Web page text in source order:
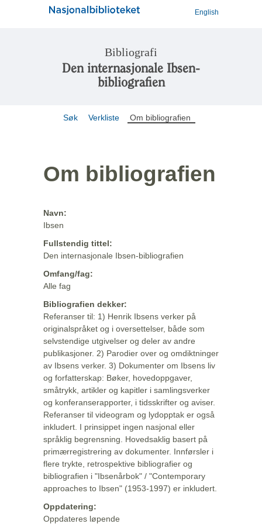
English
Bibliografi
Den internasjonale Ibsen-
bibliografien
Søk Verkliste Om bibliografien
Om bibliografien
Navn:
Ibsen
Fullstendig tittel:
Den internasjonale Ibsen-bibliografien
Omfang/fag:
Alle fag
Bibliografien dekker:
Referanser til: 1) Henrik Ibsens verker på
originalspråket og i oversettelser, både som
selvstendige utgivelser og deler av andre
publikasjoner. 2) Parodier over og omdiktninger
av Ibsens verker. 3) Dokumenter om Ibsens liv
og forfatterskap: Bøker, hovedoppgaver,
småtrykk, artikler og kapitler i samlingsverker
og konferanserapporter, i tidsskrifter og aviser.
Referanser til videogram og lydopptak er også
inkludert. I prinsippet ingen nasjonal eller
språklig begrensning. Hovedsaklig basert på
primærregistrering av dokumenter. Innførsler i
flere trykte, retrospektive bibliografier og
bibliografien i "Ibsenårbok" / "Contemporary
approaches to Ibsen" (1953-1997) er inkludert.
Oppdatering:
Oppdateres løpende